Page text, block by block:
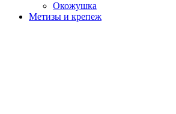
Окожушка
Метизы и крепеж